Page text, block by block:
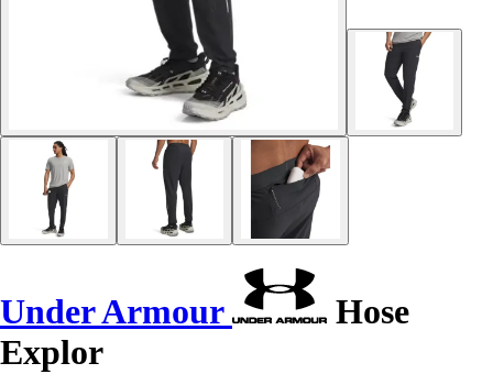
Under Armour
Hose
Explor